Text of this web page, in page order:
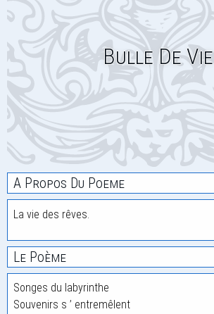
Bulle De Vie
A Propos Du Poeme
La vie des rêves.
Le Poème
Songes du labyrinthe
Souvenirs s ’ entremêlent